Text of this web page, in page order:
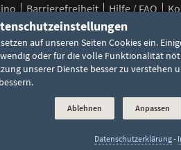
Barrierefreiheit Hilfe / FAQ
FSK / Jugendschutz
auf unseren Seiten Cookies ein.
oder für die volle Funktionalität
unserer Dienste besser zu verstehen
Ablehnen Anpassen
Datenschutzerklärung-